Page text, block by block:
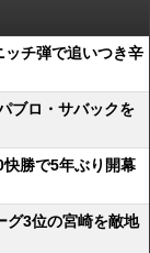
ッチ弾で追いつき辛
ブロ・サバックを
快勝で5年ぶり開幕
グ3位の宮崎を敵地